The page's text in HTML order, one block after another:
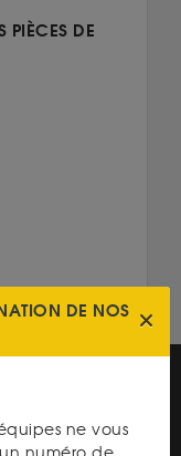
PIÈCES DE
DE NOS
ne vous